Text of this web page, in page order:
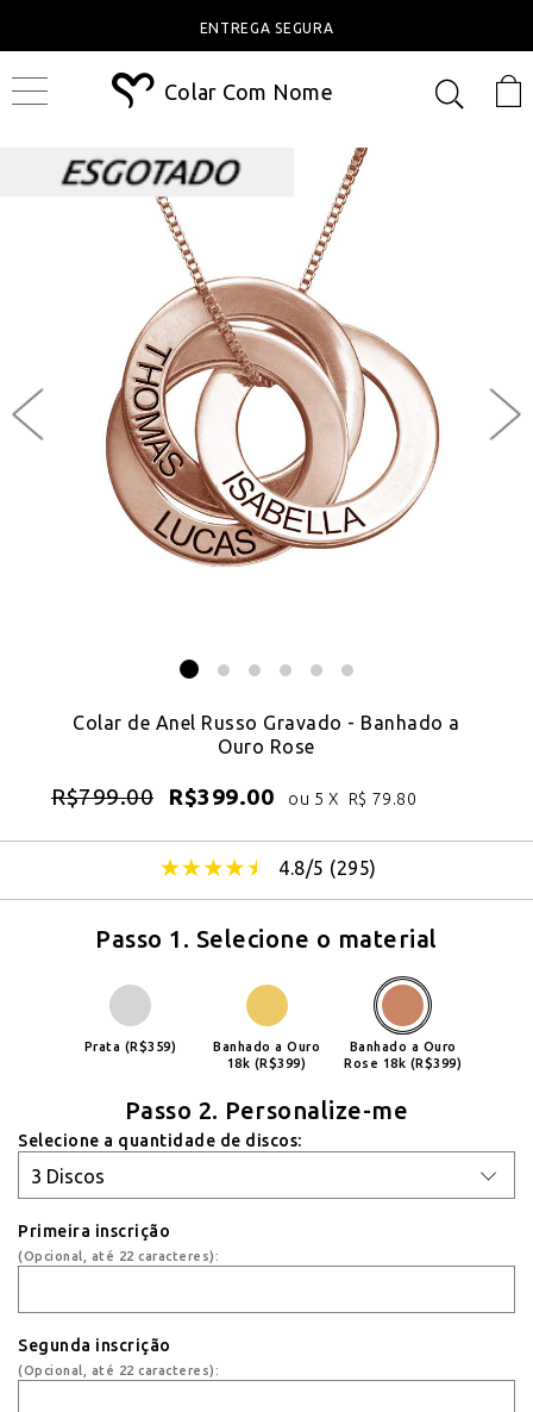
ENTREGA SEGURA
Colar Com Nome
Colar de Anel Russo Gravado - Banhado a
Ouro Rose
R$799.00 R$399.00 ou 5 X R$ 79.80
4.8/5 (295)
Passo 1. Selecione o material
Prata (R$359)
Banhado a Ouro
18k (R$399)
Banhado a Ouro
Rose 18k (R$399)
Passo 2. Personalize-me
Selecione a quantidade de discos:
Primeira inscrição
(Opcional, até 22 caracteres):
Segunda inscrição
(Opcional, até 22 caracteres):